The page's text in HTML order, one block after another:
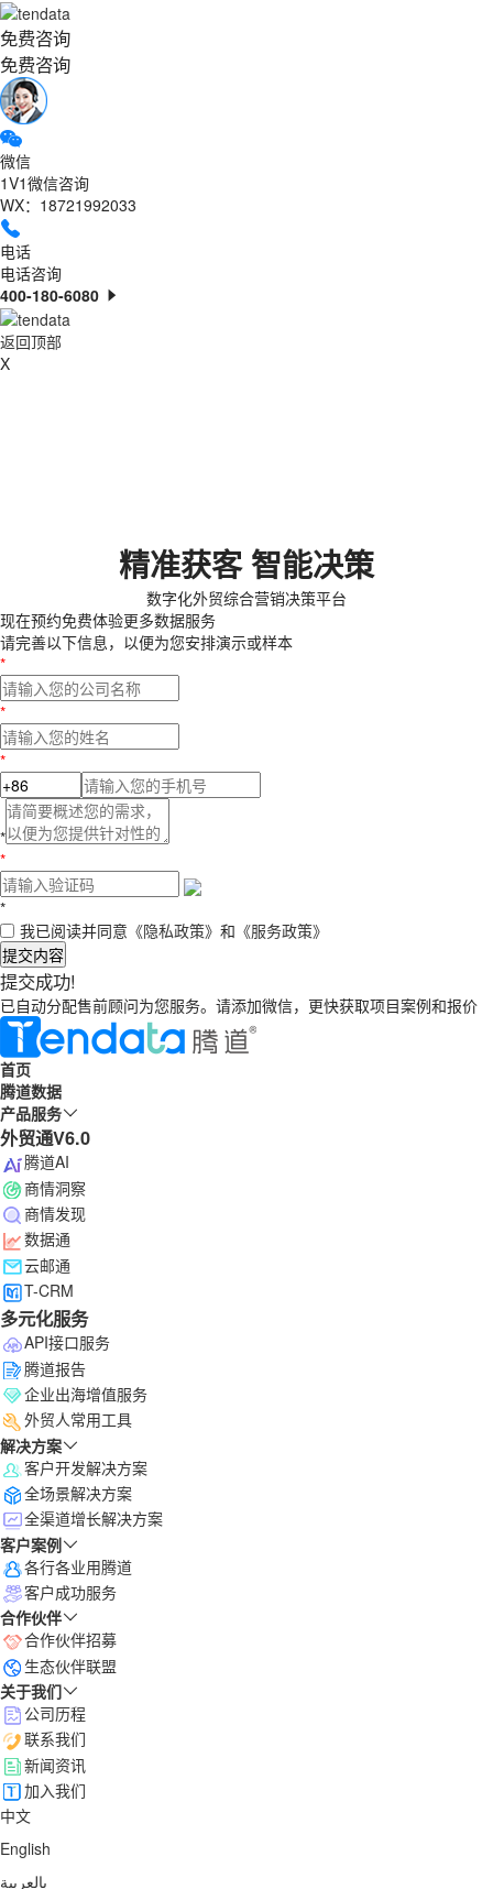
免费咨询
免费咨询
微信
1V1微信咨询
WX：18721992033
电话
电话咨询
400-180-6080
返回顶部
X
精准获客 智能决策
数字化外贸综合营销决策平台
现在预约免费体验更多数据服务
请完善以下信息，以便为您安排演示或样本
*
*
*
*
*
*
我已阅读并同意 《隐私政策》 和 《服务政策》
提交内容
提交成功!
已自动分配售前顾问为您服务。请添加微信，更快获取项目案例和报价
首页
腾道数据
产品服务
外贸通V6.0
腾道AI
商情洞察
商情发现
数据通
云邮通
T-CRM
多元化服务
API接口服务
腾道报告
企业出海增值服务
外贸人常用工具
解决方案
客户开发解决方案
全场景解决方案
全渠道增长解决方案
客户案例
各行各业用腾道
客户成功服务
合作伙伴
合作伙伴招募
生态伙伴联盟
关于我们
公司历程
联系我们
新闻资讯
加入我们
中文
English
بالعربية